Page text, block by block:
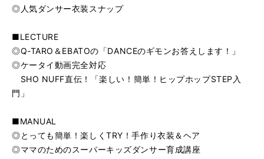
◎人気ダンサー衣装スナップ
■LECTURE
◎Q-TARO＆EBATOの「DANCEのギモンお答えします！」
◎ケータイ動画完全対応
SHO NUFF直伝！「楽しい！簡単！ヒップホップSTEP入
門」
■MANUAL
◎とっても簡単！楽しくTRY！手作り衣装＆ヘア
◎ママのためのスーパーキッズダンサー育成講座